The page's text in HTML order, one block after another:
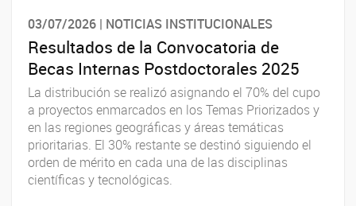
03/07/2026 | NOTICIAS INSTITUCIONALES
Resultados de la Convocatoria de
Becas Internas Postdoctorales 2025
La distribución se realizó asignando el 70% del cupo
a proyectos enmarcados en los Temas Priorizados y
en las regiones geográficas y áreas temáticas
prioritarias. El 30% restante se destinó siguiendo el
orden de mérito en cada una de las disciplinas
científicas y tecnológicas.